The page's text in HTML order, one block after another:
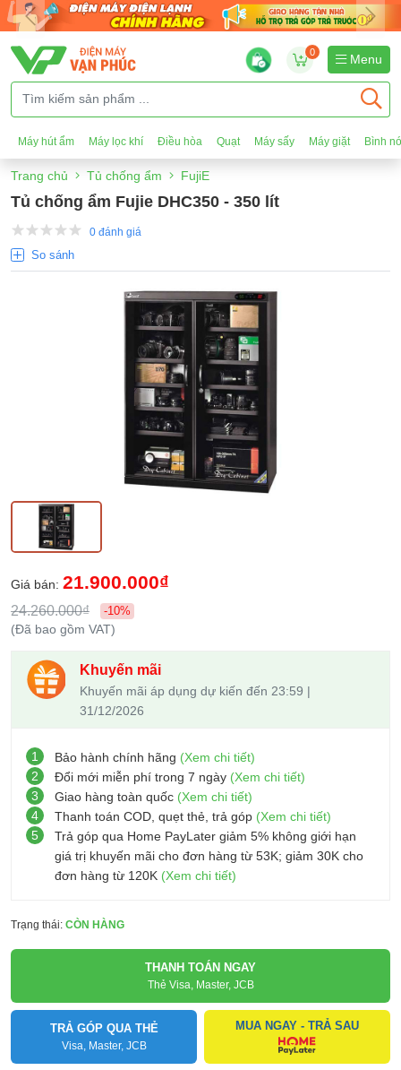
0
Menu
Máy hút ẩm Máy lọc khí Điều hòa Quạt Máy sấy Máy giặt Bình
Trang chủ Tủ chống ẩm FujiE
Tủ chống ẩm Fujie DHC350 - 350 lít
0 đánh giá
So sánh
Giá bán: 21.900.000₫
24.260.000₫ -10%
(Đã bao gồm VAT)
Khuyến mãi
Khuyến mãi áp dụng dự kiến đến 23:59 |
31/12/2026
1 Bảo hành chính hãng (Xem chi tiết)
2
Đổi mới miễn phí trong 7 ngày (Xem chi tiết)
3
Giao hàng toàn quốc (Xem chi tiết)
4
Thanh toán COD, quẹt thẻ, trả góp (Xem chi tiết)
5
Trả góp qua Home PayLater giảm 5% không giới hạn
giá trị khuyến mãi cho đơn hàng từ 53K; giảm 30K cho
đơn hàng từ 120K (Xem chi tiết)
Trạng thái: CÒN HÀNG
THANH TOÁN NGAY
Thẻ Visa, Master, JCB
TRẢ GÓP QUA THẺ
Visa, Master, JCB
MUA NGAY - TRẢ SAU